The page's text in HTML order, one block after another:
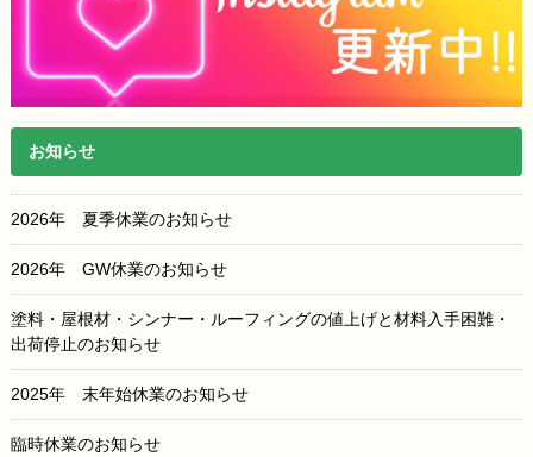
お知らせ
2026年 夏季休業のお知らせ
2026年 GW休業のお知らせ
塗料・屋根材・シンナー・ルーフィングの値上げと材料入手困難・
出荷停止のお知らせ
2025年 末年始休業のお知らせ
臨時休業のお知らせ